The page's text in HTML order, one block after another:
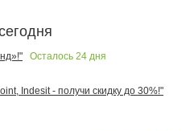
Осталось 24 дня
Indesit - получи скидку до 30%!"